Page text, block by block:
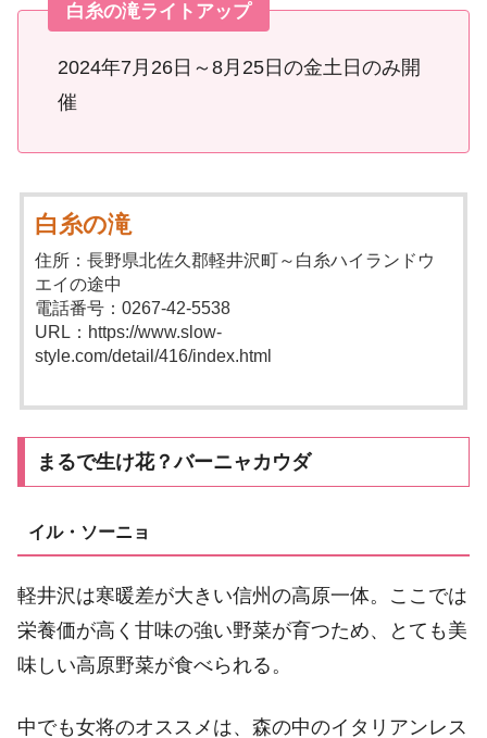
白糸の滝ライトアップ
2024年7月26日～8月25日の金土日のみ開
催
白糸の滝
住所：長野県北佐久郡軽井沢町～白糸ハイランドウ
エイの途中
電話番号：0267-42-5538
URL：https://www.slow-
style.com/detail/416/index.html
まるで生け花？バーニャカウダ
イル・ソーニョ
軽井沢は寒暖差が大きい信州の高原一体。ここでは
栄養価が高く甘味の強い野菜が育つため、とても美
味しい高原野菜が食べられる。
中でも女将のオススメは、森の中のイタリアンレス